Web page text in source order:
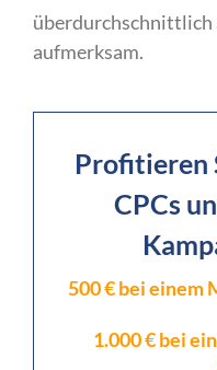
überdurchschnittlich
aufmerksam.
Profitieren
CPCs
500 € bei einem
1.000 € bei